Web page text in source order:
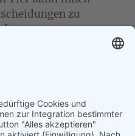
zu
zu
von Ihnen
Kirchner jederzeit
ergänzen.
Sie unter dem